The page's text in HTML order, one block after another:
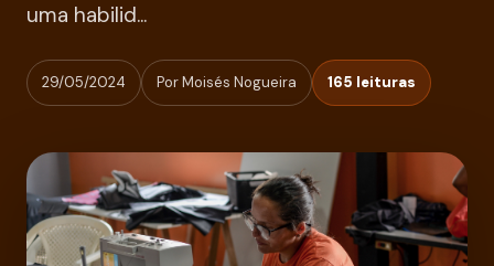
uma habilid...
29/05/2024 Por Moisés Nogueira 165 leituras